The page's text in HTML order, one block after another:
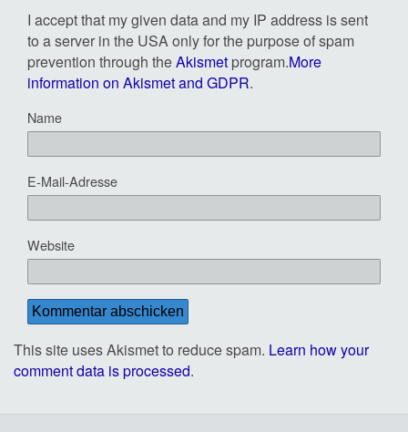
I accept that my given data and my IP address is sent
to a server in the USA only for the purpose of spam
prevention through theAkismet program.More
information on Akismet and GDPR.
Name
E-Mail-Adresse
Website
This site uses Akismet to reduce spam. Learn how your
comment data is processed.